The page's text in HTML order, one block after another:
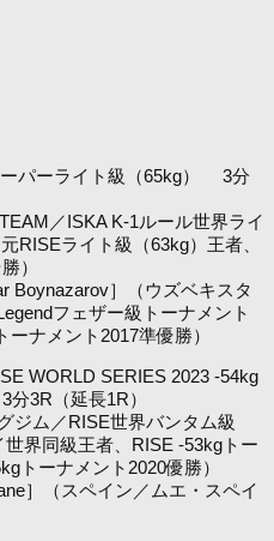
パーライト級（65kg） 3分
／ISKA K-1ルール世界ライ
RISEライト級（63kg）王者、
）
Boynazarov］（ウズベキスタ
フェザー級トーナメント
ナメント2017準優勝）
WORLD SERIES 2023 -54kg
3R（延長1R）
ジム／RISE世界バンタム級
世界同級王者、RISE -53kgトー
トーナメント2020優勝）
］（スペイン／ムエ・スペイ